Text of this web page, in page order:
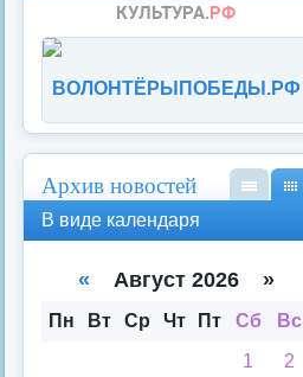
ВОЛОНТЁРЫПОБЕДЫ.РФ
Архив новостей
кал
аря
спи
В виде календаря
« Август 2026 »
Пн Вт Ср Чт Пт Сб
Вс
1
2